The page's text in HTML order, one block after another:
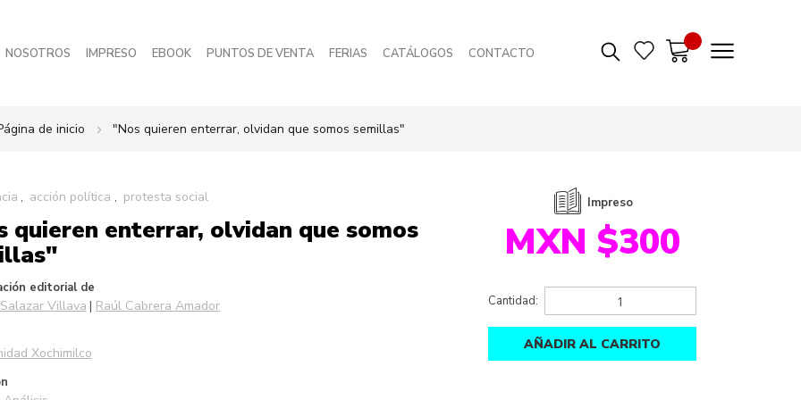
NOSOTROS IMPRESO EBOOK PUNTOS DE VENTA FERIAS CATÁLOGOS CONTACTO
de inicio "Nos quieren enterrar, olvidan que somos semillas"
acción política protesta social
quieren enterrar, olvidan que somos
editorial de
Villava Raúl Cabrera Amador
Xochimilco
Impreso
MXN $300
Cantidad:
AÑADIR AL CARRITO